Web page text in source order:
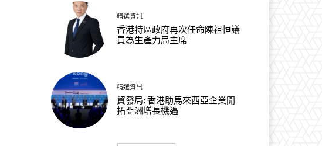
精選資訊
香港特區政府再次任命陳祖恒議
員為生產力局主席
精選資訊
貿發局: 香港助馬來西亞企業開
拓亞洲增長機遇